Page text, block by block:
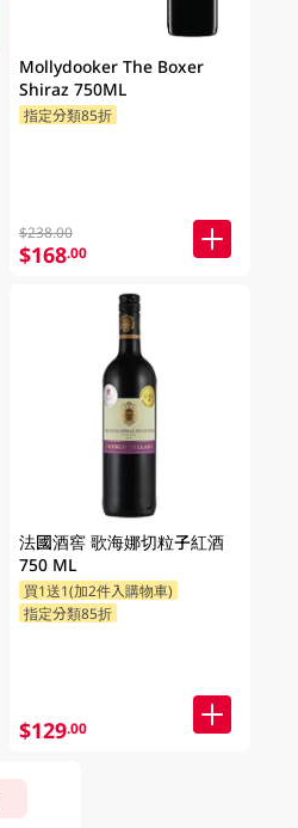
Mollydooker The Boxer
Shiraz 750ML
指定分類85折
$238.00
$168.00
法國酒窖 歌海娜切粒子紅酒
750 ML
買1送1(加2件入購物車)
指定分類85折
$129.00